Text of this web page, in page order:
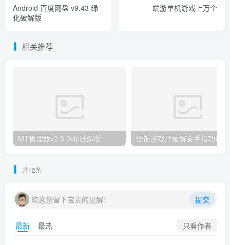
Android 百度网盘 v9.43 绿
化破解版
端游单机游戏上万个
相关推荐
MT管理器v2.8.0vip破解版 悟饭游戏厅破解金手指功能
共12条
欢迎您留下宝贵的见解！ 提交
最新 最热 只看作者